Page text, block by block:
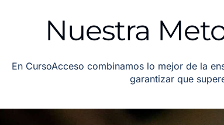
Nuestra
En CursoAcceso combinamos lo mejor de la
garantizar que